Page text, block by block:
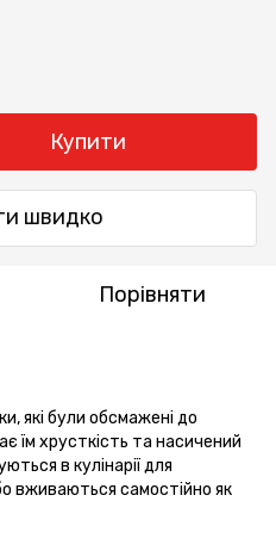
Купити
швидко
Порівняти
які були обсмажені до
їм хрусткість та насичений
в кулінарії для
вживаються самостійно як